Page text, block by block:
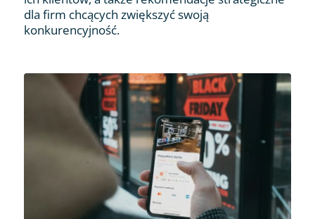
dla firm chcących zwiększyć swoją
konkurencyjność.